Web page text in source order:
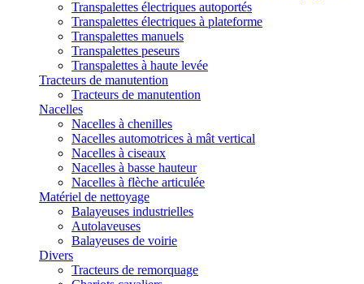
Transpalettes électriques autoportés
Transpalettes électriques à plateforme
Transpalettes manuels
Transpalettes peseurs
Transpalettes à haute levée
Tracteurs de manutention
Tracteurs de manutention
Nacelles
Nacelles à chenilles
Nacelles automotrices à mât vertical
Nacelles à ciseaux
Nacelles à basse hauteur
Nacelles à flèche articulée
Matériel de nettoyage
Balayeuses industrielles
Autolaveuses
Balayeuses de voirie
Divers
Tracteurs de remorquage